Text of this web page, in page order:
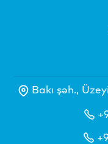
Bakı şəh.,